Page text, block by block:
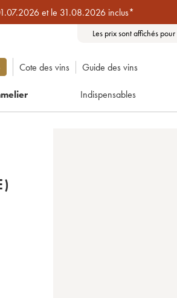
et le 31.08.2026 inclus*
Les prix sont affichés
Cote des vins Guide des vins
Indispensables